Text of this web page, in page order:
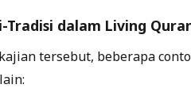
Tradisi dalam Living
tersebut, beberapa